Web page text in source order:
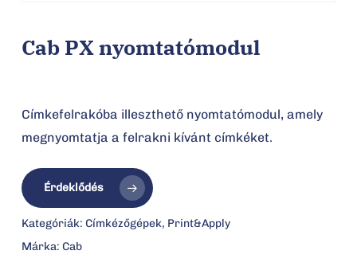
Cab PX nyomtatómodul
Címkefelrakóba illeszthető nyomtatómodul, amely
megnyomtatja a felrakni kívánt címkéket.
Érdeklődés
Kategóriák: Címkézőgépek, Print&Apply
Márka: Cab